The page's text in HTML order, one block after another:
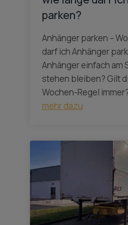
parken?
Anhänger parken –
darf ich Anhänger
Anhänger einfach am
stehen bleiben? Gilt
Wochen-Regel
mehr dazu